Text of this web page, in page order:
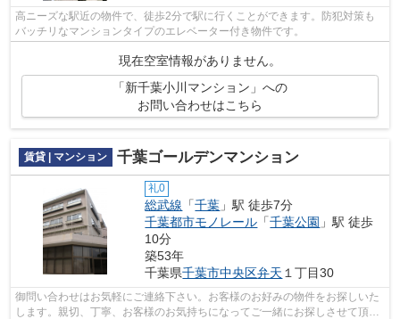
高ニーズな駅近の物件で、徒歩2分で駅に行くことができます。防犯対策も
バッチリなマンションタイプのエレベーター付き物件です。
現在空室情報がありません。
「新千葉小川マンション」への
お問い合わせはこちら
賃貸 | マンション 千葉ゴールデンマンション
礼0
総武線 「千葉 」駅 徒歩7分
千葉都市モノレール 「千葉公園 」駅 徒歩
10分
築53年
千葉県千葉市中央区弁天 １丁目30
御問い合わせはお気軽にご連絡下さい。お客様のお好みの物件をお探しいた
します。親切、丁寧、お客様のお気持ちになってご一緒にお探しさせて頂き